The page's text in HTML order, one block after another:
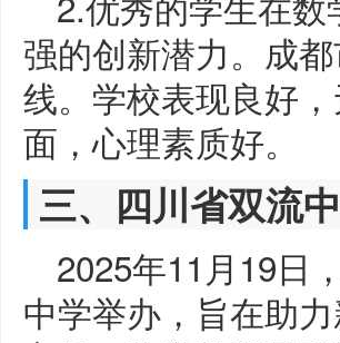
强的创新潜力。成
线。学校表现良好
面，心理素质好。
三、四川省双流
2025年11月19日
中学举办，旨在助